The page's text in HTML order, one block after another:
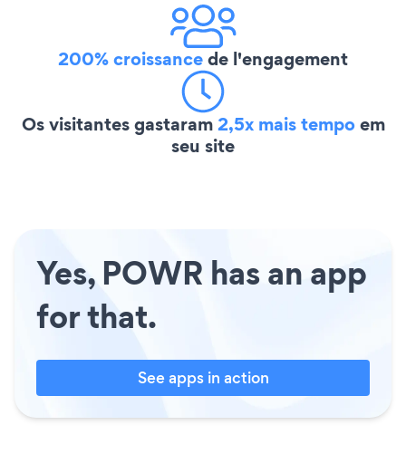
200% croissancede l'engagement
Os visitantes gastaram2,5x mais tempoem
seu site
Yes, POWR has an app
for that.
See apps in action